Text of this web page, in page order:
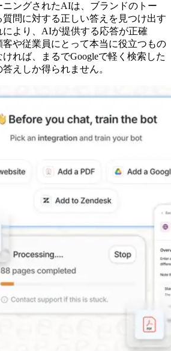
ングされたAIは、ブランドのトー
問に対する正しい答えを見つけ出す
により、AIが提供する応答が正確
や従業員にとって本当に役立つもの
れば、まるでGoogleで軽く検索した
えしか得られません。